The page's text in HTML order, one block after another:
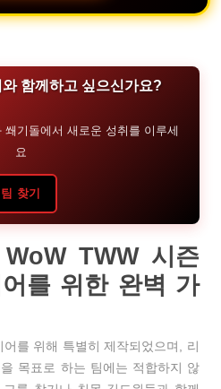
함께하고 싶으신가요?
기돌에서 새로운 성취를 이루세
요
팀 찾기
TWW 시즌
를 위한 완벽 가
를 위해 특별히 제작되었으며
, 리
목표로 하는 팀에는 적합하지 않